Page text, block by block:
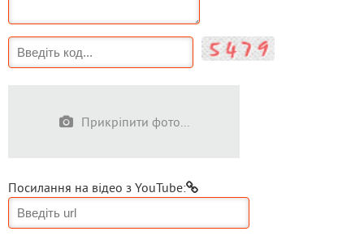
Прикріпити фото...
Посилання на відео з YouTube: